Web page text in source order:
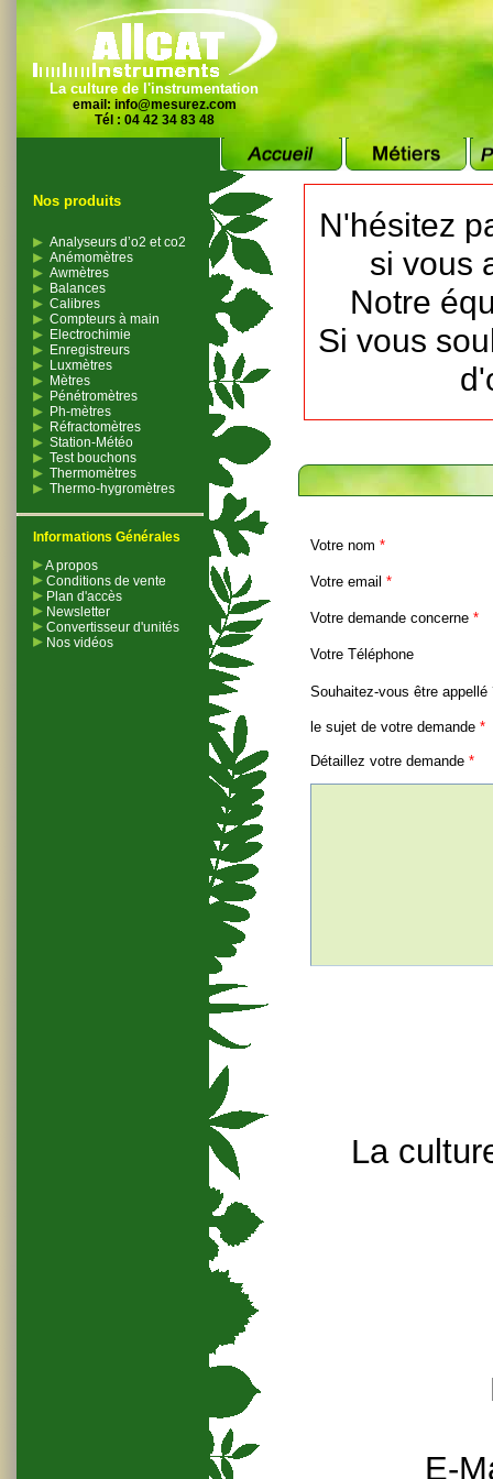
La culture de l'instrumentation
email: info@mesurez.com
Tél : 04 42 34 83 48
Nos produits
Analyseurs d’o2 et co2
Anémomètres
Awmètres
Balances
Calibres
Compteurs à main
Electrochimie
Enregistreurs
Luxmètres
Mètres
Pénétromètres
Ph-mètres
Réfractomètres
Station-Météo
Test bouchons
Thermomètres
Thermo-hygromètres
Informations Générales
A propos
Conditions de vente
Plan d'accès
Newsletter
Convertisseur d'unités
Nos vidéos
N'hésitez
si vous
Notre
Si vous
Votre nom *
Votre email *
Votre demande concerne *
Votre Téléphone
Souhaitez-vous être appellé
le sujet de votre demande *
Détaillez votre demande *
La
E-